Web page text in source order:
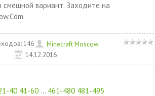
смешной вариант. Заходите на
146
Minecraft Moscow
14.12.2016
40 41-60 ... 461-480 481-495